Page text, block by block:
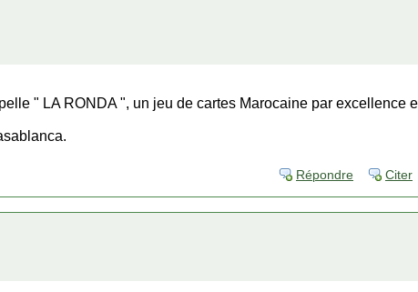
" LA RONDA ", un jeu de cartes Marocaine par excellence
Répondre Citer